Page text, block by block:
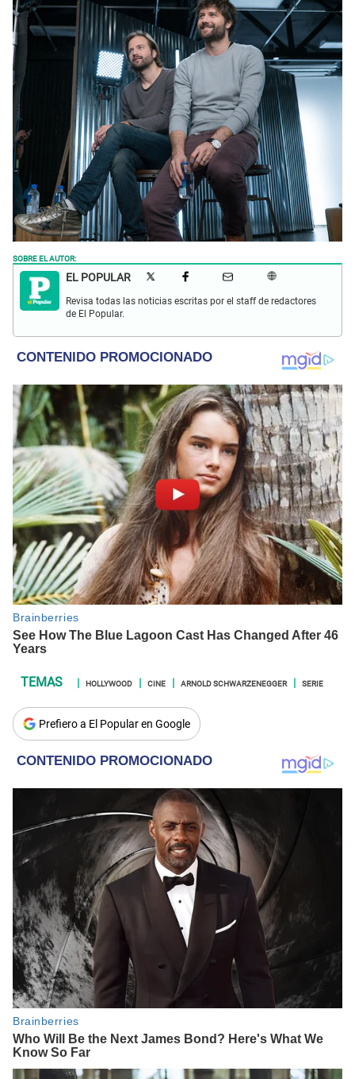
SOBRE EL AUTOR:
EL POPULAR
Revisa todas las noticias escritas por el staff de redactores
de El Popular.
HOLLYWOOD CINE ARNOLD SCHWARZENEGGER SERIE
Prefiero a El Popular en Google